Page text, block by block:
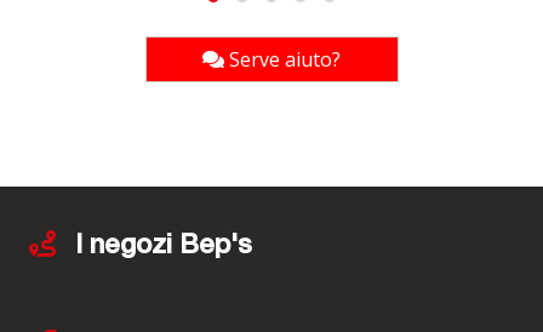
Serve aiuto?
I negozi Bep's